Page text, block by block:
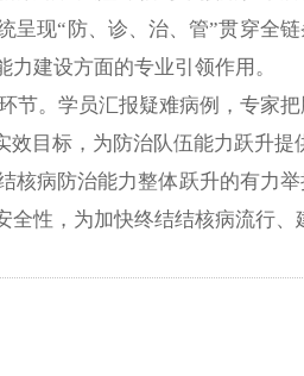
现“防、诊、治、管”贯穿全
建设方面的专业引领作用。
。学员汇报疑难病例，专家把
目标，为防治队伍能力跃升提
病防治能力整体跃升的有力举
性，为加快终结结核病流行、